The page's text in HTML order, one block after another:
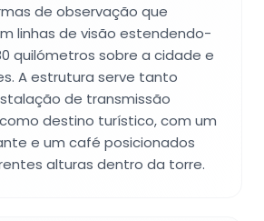
de observação que
linhas de visão estendendo-
quilómetros sobre a cidade e
A estrutura serve tanto
de transmissão
destino turístico, com um
e um café posicionados
alturas dentro da torre.